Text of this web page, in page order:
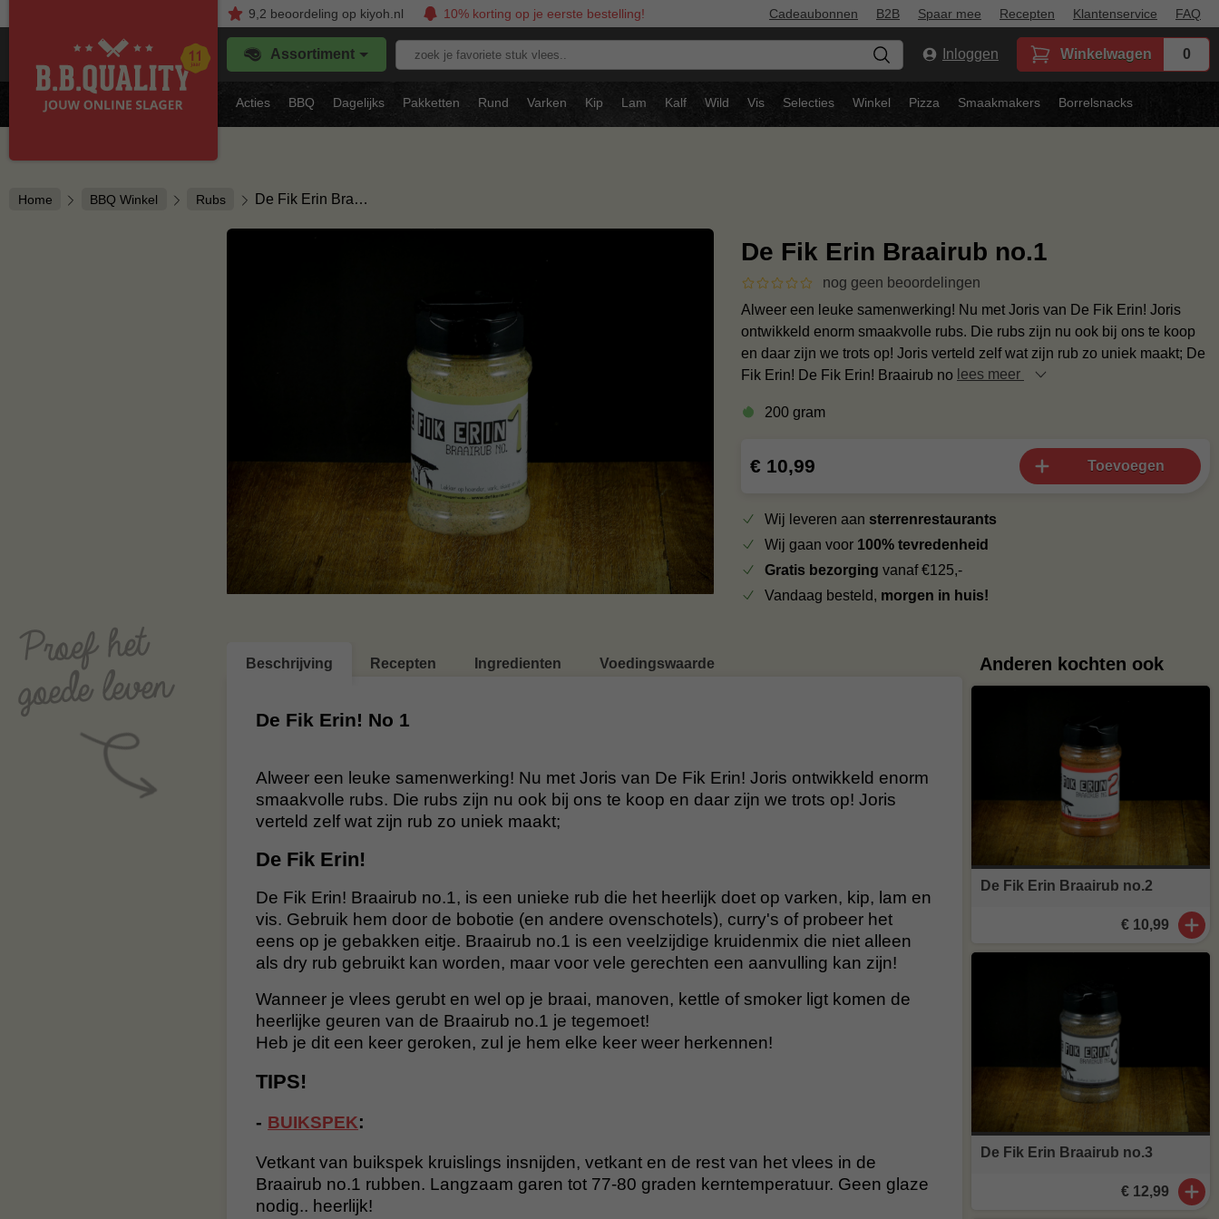
9,2 beoordelingop kiyoh.nl 10% korting op je eerste bestelling! Cadeaubonnen B2B Spaar mee Recepten Klantenservice FAQ
Assortiment
Zoek
stuk
vlees..
Inloggen Winkelwagen 0
Acties BBQ Dagelijks Pakketten Rund Varken Kip Lam Kalf Wild Vis Selecties Winkel Pizza Smaakmakers Borrelsnacks
Home BBQ Winkel Rubs De Fik Erin Bra…
De Fik Erin Braairub no.1
nog geen beoordelingen
Alweer een leuke samenwerking! Nu met Joris van De Fik Erin! Joris
ontwikkeld enorm smaakvolle rubs. Die rubs zijn nu ook bij ons te koop
en daar zijn we trots op! Joris verteld zelf wat zijn rub zo uniek maakt; De
Fik Erin! De Fik Erin! Braairub no lees meer
200 gram
€ 10,99 Toevoegen
Wij leveren aan sterrenrestaurants
Wij gaan voor 100% tevredenheid
Gratis bezorging vanaf €125,-
Vandaag besteld, morgen in huis!
Beschrijving Recepten Ingredienten Voedingswaarde
De Fik Erin! No 1
Alweer een leuke samenwerking! Nu met Joris van De Fik Erin! Joris ontwikkeld enorm
smaakvolle rubs. Die rubs zijn nu ook bij ons te koop en daar zijn we trots op! Joris
verteld zelf wat zijn rub zo uniek maakt;
De Fik Erin!
De Fik Erin! Braairub no.1, is een unieke rub die het heerlijk doet op varken, kip, lam en
vis. Gebruik hem door de bobotie (en andere ovenschotels), curry's of probeer het
eens op je gebakken eitje. Braairub no.1 is een veelzijdige kruidenmix die niet alleen
als dry rub gebruikt kan worden, maar voor vele gerechten een aanvulling kan zijn!
Wanneer je vlees gerubt en wel op je braai, manoven, kettle of smoker ligt komen de
heerlijke geuren van de Braairub no.1 je tegemoet!
Heb je dit een keer geroken, zul je hem elke keer weer herkennen!
TIPS!
- BUIKSPEK:
Vetkant van buikspek kruislings insnijden, vetkant en de rest van het vlees in de
Braairub no.1 rubben. Langzaam garen tot 77-80 graden kerntemperatuur. Geen glaze
nodig.. heerlijk!
Anderen kochten ook
De Fik Erin Braairub no.2
€ 10,99
De Fik Erin Braairub no.3
€ 12,99